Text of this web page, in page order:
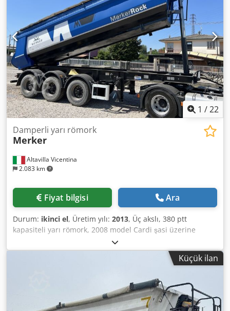
Air / Air | Walls and floor made of Hardox 450 | LED work
lights | Foldable rear underrun protection | Internal
dimensions: | Length: approx. 11,000 mm | Width: approx.
2,430 mm | Height: approx. 2,280 mm | Capacity: 60 m³ |
Unladen weight: Crjdpfx Amowwld Ajgjf
1 /22
Altavilla Vicentina
2.083 km
Damperli yarı römork
Merker
Fiyat bilgisi Ara
Durum: ikinci el, Üretim yılı: 2013, Üç akslı, 380 ptt
kapasiteli yarı römork, 2008 model Cardi şasi üzerine
monte edilmiştir. Üzerinde 2013 model Merker marka
devrilir kasalı tank, branda ve 30900 kg taşıma kapasitesi
bulunmaktadır. Ayrıca pnömatik süspansiyon ve ABS
bilgilendirme amaçlıdır ve hatalar veya yanlışlıklar
içerebilir. Bu nedenle, verilerin doğruluğunu teyit etmek
için lütfen bizimle iletişime geçiniz. Crsdszrn Hgopfx Amgsf
Küçük ilan